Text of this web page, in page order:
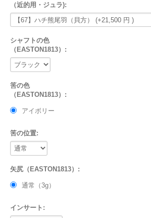
（近的用・ジュラ):
シャフトの色
（EASTON1813）:
筈の色
（EASTON1813）:
アイボリー
筈の位置:
矢尻（EASTON1813）:
通常（3g）
インサート: